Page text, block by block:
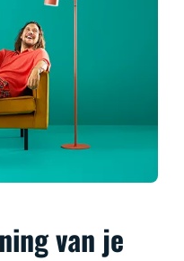
van je